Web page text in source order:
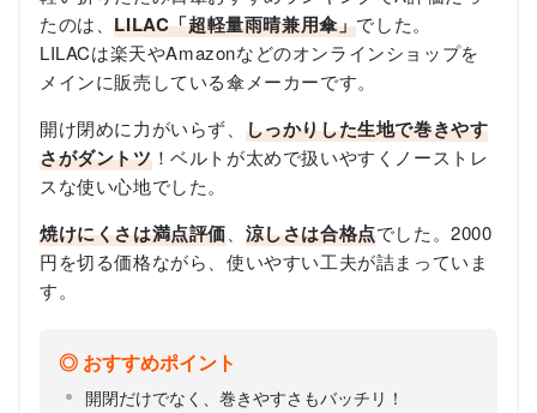
たのは、LILAC「超軽量雨晴兼用傘」でした。
LILACは楽天やAmazonなどのオンラインショップを
メインに販売している傘メーカーです。
開け閉めに力がいらず、 しっかりした生地で巻きやす
さがダントツ！ベルトが太めで扱いやすくノーストレ
スな使い心地でした。
焼けにくさは満点評価、 涼しさは合格点でした。2000
円を切る価格ながら、使いやすい工夫が詰まっていま
す。
おすすめポイント
開閉だけでなく、巻きやすさもバッチリ！